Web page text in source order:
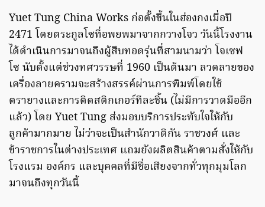
Yuet Tung China Works ก่อตั้งขึ้นในฮ่องกงเมื่อปี
2471 โดยตระกูลโซที่อพยพมาจากกวางโจว วันนี้โรงงาน
ได้ดำเนินการมาจนถึงผู้สืบทอดรุ่นที่สามนามว่า โจเซฟ
โซ นับตั้งแต่ช่วงทศวรรษที่ 1960 เป็นต้นมา ลวดลายของ
เครื่องลายครามจะสร้างสรรค์ผ่านการพิมพ์โดยใช้
ตรายางและการติดสติกเกอร์ทีละชิ้น (ไม่มีการวาดมืออีก
แล้ว) โดย Yuet Tung ส่งมอบบริการประทับใจให้กับ
ลูกค้ามากมาย ไม่ว่าจะเป็นสำนักวาติกัน ราชวงศ์ และ
ข้าราชการในต่างประเทศ แถมยังผลิตสินค้าตามสั่งให้กับ
โรงแรม องค์กร และบุคคลที่มีชื่อเสียงจากทั่วทุกมุมโลก
มาจนถึงทุกวันนี้